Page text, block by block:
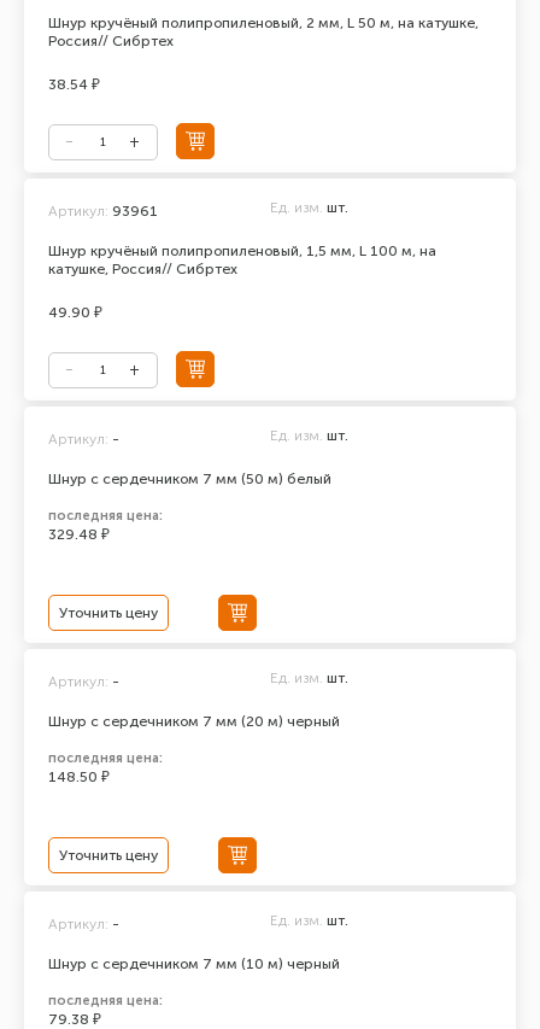
Шнур кручёный полипропиленовый, 2 мм, L 50 м, на катушке,
Россия// Сибртех
38.54 ₽
Шнур кручёный полипропиленовый, 1,5 мм, L 100 м, на
катушке, Россия// Сибртех
Артикул: 93961 Ед. изм. шт.
49.90 ₽
Шнур с сердечником 7 мм (50 м) белый
Артикул: - Ед. изм. шт.
последняя цена:
329.48 ₽
Уточнить цену
Шнур с сердечником 7 мм (20 м) черный
Артикул: - Ед. изм. шт.
последняя цена:
148.50 ₽
Уточнить цену
Шнур с сердечником 7 мм (10 м) черный
Артикул: - Ед. изм. шт.
последняя цена:
79.38 ₽